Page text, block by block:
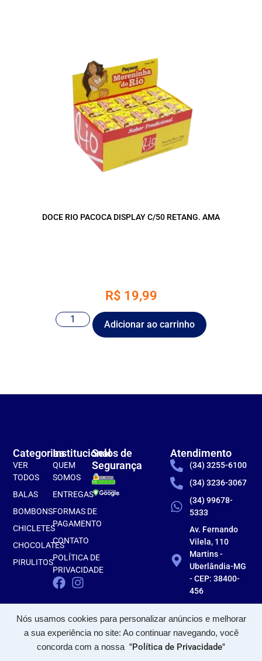
Nós usamos cookies para personalizar anúncios e melhorar
a sua experiência no site: Ao continuar navegando, você
concorda com a nossa "Política de Privacidade"
DOCE RIO PACOCA DISPLAY C/50 RETANG. AMA
R$ 19,99
Adicionar ao carrinho
Institucional
QUEM
SOMOS
ENTREGAS
FORMAS DE
PAGAMENTO
CONTATO
POLÍTICA DE
PRIVACIDADE
Categorias
VER
TODOS
BALAS
BOMBONS
CHICLETES
CHOCOLATES
PIRULITOS
Atendimento
(34) 3255-6100
(34) 3236-3067
(34) 99678-
5333
Av. Fernando
Vilela, 110
Martins -
Uberlândia-MG
- CEP: 38400-
456
Selos de
Segurança